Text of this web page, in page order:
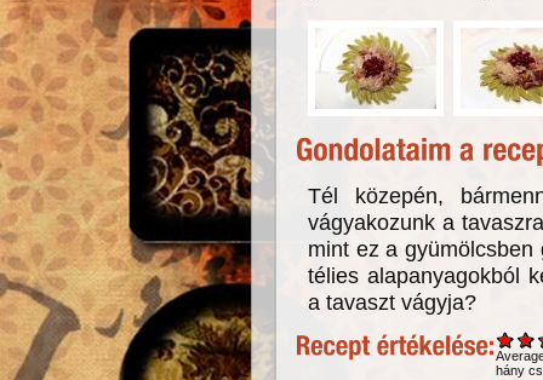
Tél közepén,
vágyakozunk a
mint ez a
télies alapanyagokból
a tavaszt vágyja?
hány